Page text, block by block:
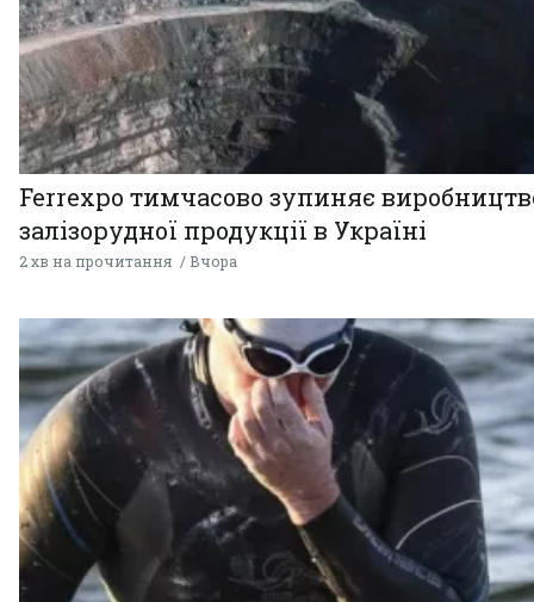
Ferrexpo тимчасово зупиняє
залізорудної продукції в Україні
2 хв на прочитання Вчора